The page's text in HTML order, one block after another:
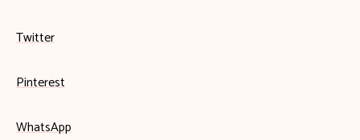
Twitter
Pinterest
WhatsApp